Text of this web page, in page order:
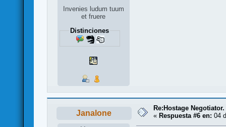
Invenies ludum tuum
et fruere
Distinciones
Janalone
Re:Hostage
« Respuesta #6 en: 04